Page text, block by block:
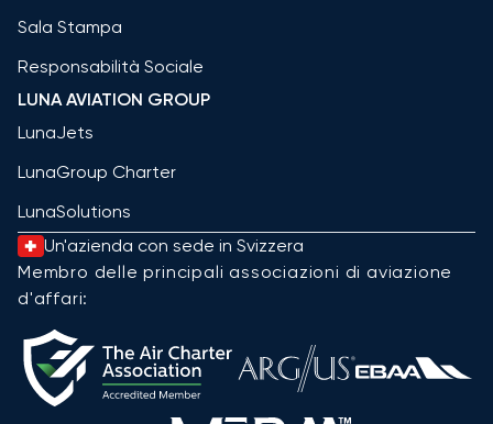
Sala Stampa
Responsabilità Sociale
LUNA AVIATION GROUP
LunaJets
LunaGroup Charter
LunaSolutions
Un'azienda con sede in Svizzera
Membro delle principali associazioni di aviazione
d'affari: